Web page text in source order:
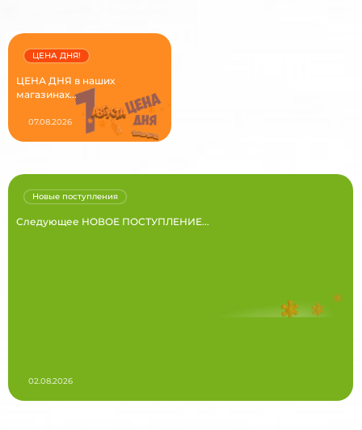
ЦЕНА ДНЯ в наших
магазинах...
ЦЕНА ДНЯ!
07.08.2026
Следующее НОВОЕ ПОСТУПЛЕНИЕ...
Новые поступления
02.08.2026